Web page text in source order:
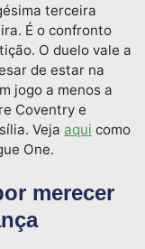
terceira
É o confronto
O duelo vale a
de estar na
jogo a menos a
Coventry e
Veja aqui como
One.
merecer